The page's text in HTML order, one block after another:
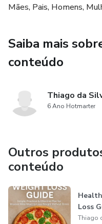
Mães, Pais, Homens,
Saiba mais
conteúdo
Thiago da
6 Ano Hotmarter
Outros
conteúdo
Loss
Thiago